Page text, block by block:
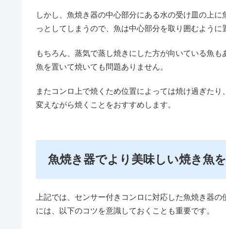
しかし、魚焼き器の中心部分にある水の受け皿の上
っとしてしまうので、魚は中心部分を取り囲むように
もちろん、蒸気で蒸し焼きにした方が向いている魚
魚を置いて焼いても問題ありません。
またコンロ上で焼くため位置によっては焼け過ぎた
変えながら焼くことをおすすめします。
魚焼き器でより美味しい焼き魚
上記では、センサー付きコンロに対応した魚焼き器
には、以下のコツを意識しておくことも重要です。